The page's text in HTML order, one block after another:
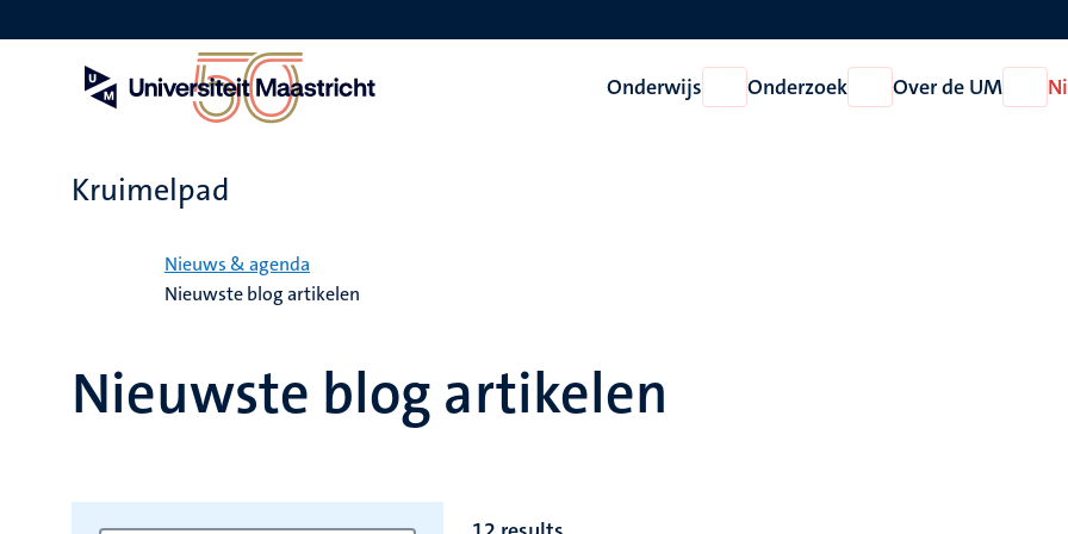
en
Onderwijs
Open
Onderwijs
Onderzoek
Open
Onderzoek
Over de UM
Open
Over
Kruimelpad
Nieuws & agenda
Nieuwste blog artikelen
Nieuwste blog artikelen